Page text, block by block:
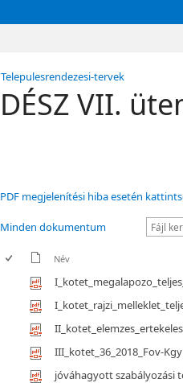
Telepulesrendezesi-tervek
DÉSZ VII.
PDF megjelenítési hiba esetén
Minden dokumentum
Név
III_kotet_36_2018_Fov-
jóváhagyott szabályozási